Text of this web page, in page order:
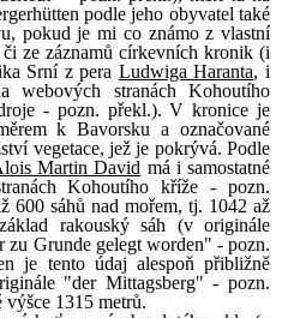
podle jeho obyvatel také
pokud je mi co známo z vlastní
ze záznamů církevních kronik (i
Srní z pera Ludwiga Haranta, i
webových stranách Kohoutího
- pozn. překl.). V kronice je
k Bavorsku a označované
vegetace, jež je pokrývá. Podle
Martin David má i samostatné
Kohoutího kříže - pozn.
600 sáhů nad mořem, tj. 1042 až
rakouský sáh (v originále
zu Grunde gelegt worden" - pozn.
je tento údaj alespoň přibližně
"der Mittagsberg" - pozn.
1315 metrů.